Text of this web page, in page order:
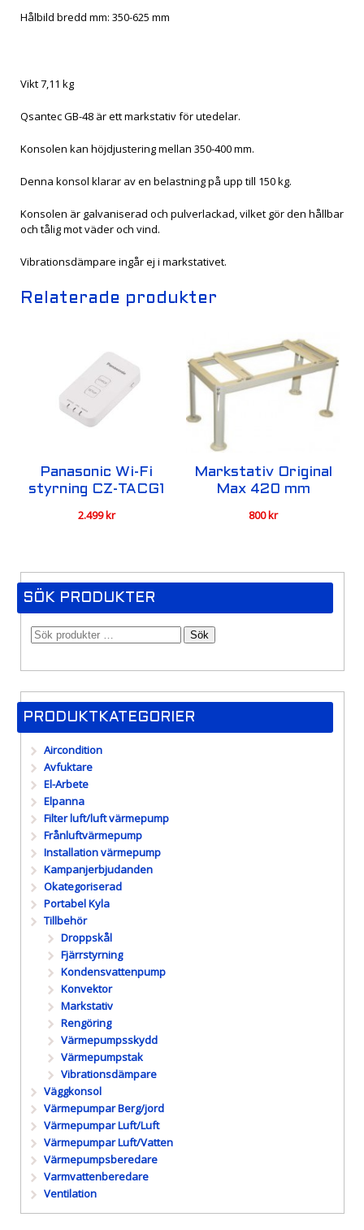
Hålbild bredd mm: 350-625 mm
Vikt 7,11 kg
Qsantec GB-48 är ett markstativ för utedelar.
Konsolen kan höjdjustering mellan 350-400 mm.
Denna konsol klarar av en belastning på upp till 150 kg.
Konsolen är galvaniserad och pulverlackad, vilket gör den hållbar
och tålig mot väder och vind.
Vibrationsdämpare ingår ej i markstativet.
Relaterade produkter
Panasonic Wi-Fi
styrning CZ-TACG1
2.499kr
Markstativ Original
Max 420 mm
800kr
SÖK PRODUKTER
Sök
PRODUKTKATEGORIER
Aircondition
Avfuktare
El-Arbete
Elpanna
Filter luft/luft värmepump
Frånluftvärmepump
Installation värmepump
Kampanjerbjudanden
Okategoriserad
Portabel Kyla
Tillbehör
Droppskål
Fjärrstyrning
Kondensvattenpump
Konvektor
Markstativ
Rengöring
Värmepumpsskydd
Värmepumpstak
Vibrationsdämpare
Väggkonsol
Värmepumpar Berg/jord
Värmepumpar Luft/Luft
Värmepumpar Luft/Vatten
Värmepumpsberedare
Varmvattenberedare
Ventilation